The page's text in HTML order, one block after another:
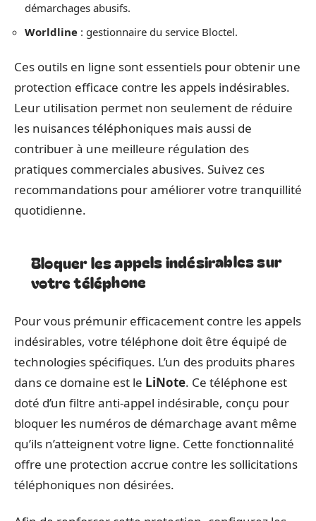
démarchages abusifs.
Worldline : gestionnaire du service Bloctel.
Ces outils en ligne sont essentiels pour obtenir une
protection efficace contre les appels indésirables.
Leur utilisation permet non seulement de réduire
les nuisances téléphoniques mais aussi de
contribuer à une meilleure régulation des
pratiques commerciales abusives. Suivez ces
recommandations pour améliorer votre tranquillité
quotidienne.
Bloquer les appels indésirables sur
votre téléphone
Pour vous prémunir efficacement contre les appels
indésirables, votre téléphone doit être équipé de
technologies spécifiques. L’un des produits phares
dans ce domaine est le LiNote. Ce téléphone est
doté d’un filtre anti-appel indésirable, conçu pour
bloquer les numéros de démarchage avant même
qu’ils n’atteignent votre ligne. Cette fonctionnalité
offre une protection accrue contre les sollicitations
téléphoniques non désirées.